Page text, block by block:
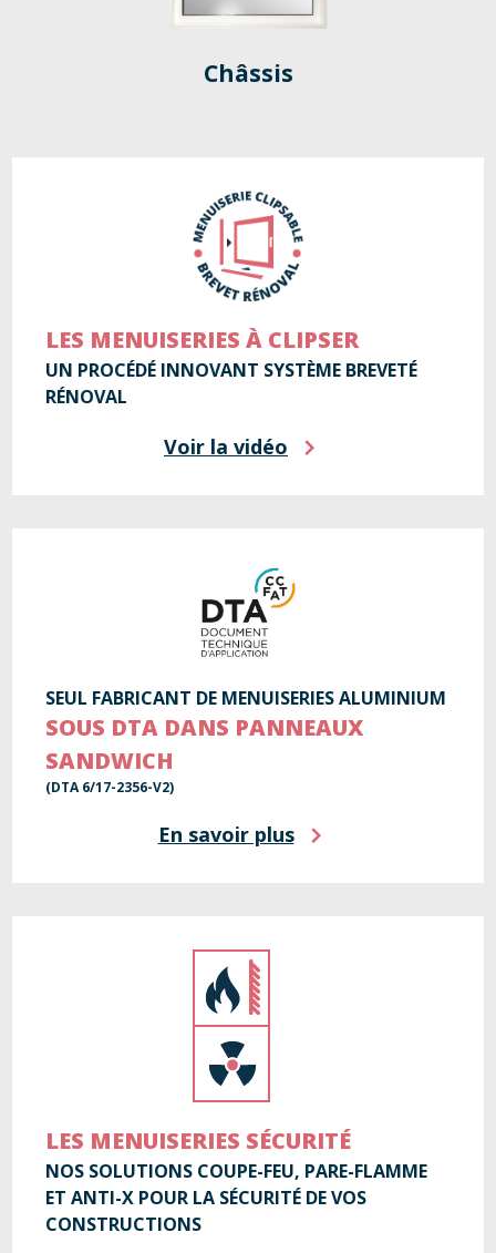
Châssis
LES MENUISERIES À CLIPSER
UN PROCÉDÉ INNOVANT SYSTÈME BREVETÉ
RÉNOVAL
Voir la vidéo
SEUL FABRICANT DE MENUISERIES ALUMINIUM
SOUS DTA DANS PANNEAUX
SANDWICH
(DTA 6/17-2356-V2)
En savoir plus
LES MENUISERIES SÉCURITÉ
NOS SOLUTIONS COUPE-FEU, PARE-FLAMME
ET ANTI-X POUR LA SÉCURITÉ DE VOS
CONSTRUCTIONS